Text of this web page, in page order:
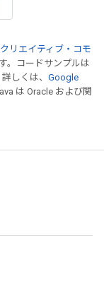
クリエイティブ・コモ
。コードサンプルは
しくは、 Google
は Oracle および関